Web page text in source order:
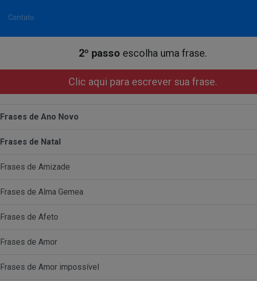
Contato
2º passo escolha uma frase.
Clic aqui para escrever sua frase.
Frases de Ano Novo
Frases de Natal
Frases de Amizade
Frases de Alma Gemea
Frases de Afeto
Frases de Amor
Frases de Amor impossível